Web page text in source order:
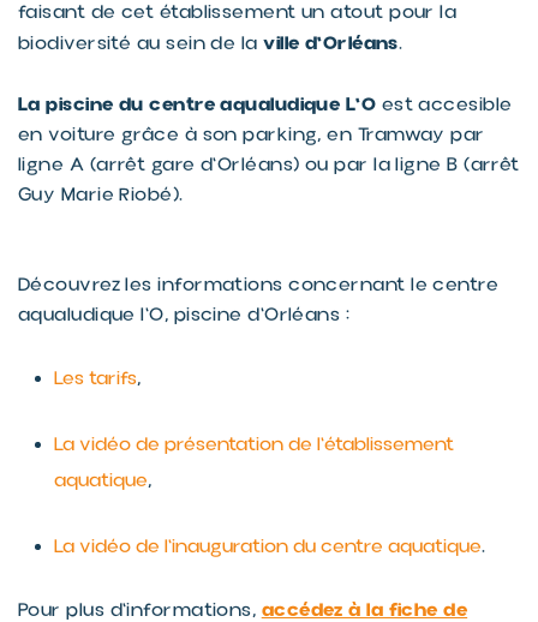
faisant de cet établissement un atout pour la
biodiversité au sein de la ville d'Orléans.
La piscine du centre aqualudique L'O est accesible
en voiture grâce à son parking, en Tramway par
ligne A (arrêt gare d'Orléans) ou par la ligne B (arrêt
Guy Marie Riobé).
Découvrez les informations concernant le centre
aqualudique l'O, piscine d'Orléans :
Les tarifs,
La vidéo de présentation de l'établissement
aquatique,
La vidéo de l'inauguration du centre aquatique.
Pour plus d'informations, accédez à la fiche de